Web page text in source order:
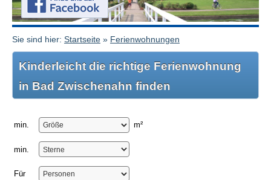
Sie sind hier: Startseite » Ferienwohnungen
Kinderleicht die richtige Ferienwohnung
in Bad Zwischenahn finden
min. m²
min.
Für